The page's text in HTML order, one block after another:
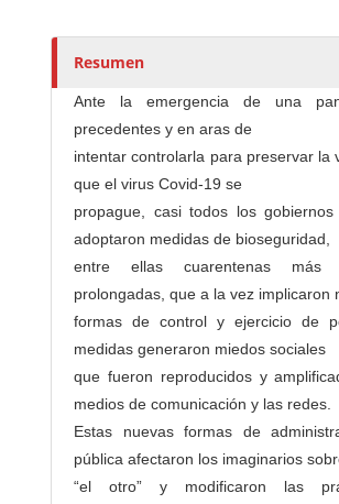
r
s
Resumen
Ante la emergencia de una
precedentes y en aras de
intentar controlarla para preservar la
que el virus Covid-19 se
propague, casi todos los
adoptaron medidas de bioseguridad,
entre ellas cuarentenas más
prolongadas, que a la vez implicaron
formas de control y ejercicio de
medidas generaron miedos sociales
que fueron reproducidos y
medios de comunicación y las redes.
Estas nuevas formas de
pública afectaron los imaginarios
“el otro” y modificaron las